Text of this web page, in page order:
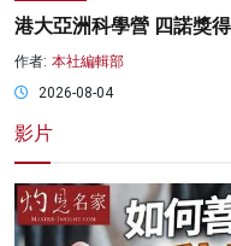
港大亞洲科學營 四諾獎
作者: 本社編輯部
2026-08-04
影片